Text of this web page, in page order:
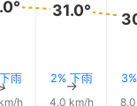
雨
h
31.0°
2% 下雨
↑
4.0 km/h